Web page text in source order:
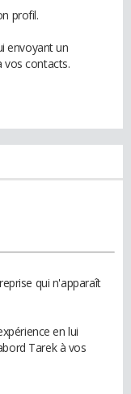
profil.
envoyant un
vos contacts.
qui n'apparaît
en lui
Tarek à vos